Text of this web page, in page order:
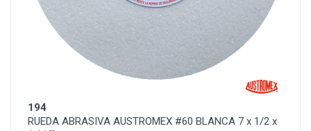
194
RUEDA ABRASIVA AUSTROMEX #60 BLANCA 7 x 1/2 x